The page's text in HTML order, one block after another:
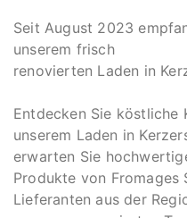
Seit August 2023
unserem frisch
renovierten Laden in
Entdecken Sie köstliche
unserem Laden in
erwarten Sie
Produkte von Fromages
Lieferanten aus der